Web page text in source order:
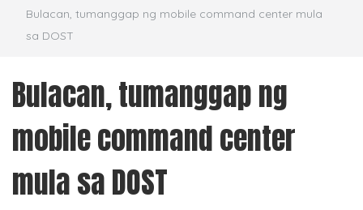
Bulacan, tumanggap ng mobile command center mula
sa DOST
Bulacan, tumanggap ng
mobile command center
mula sa DOST